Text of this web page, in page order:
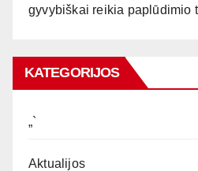
gyvybiškai reikia paplūdimio
KATEGORIJOS
„`
Aktualijos